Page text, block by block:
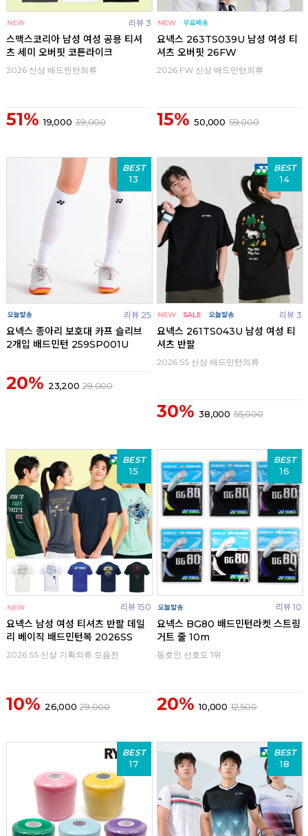
리뷰 3
스맥스코리아 남성 여성 공용 티셔
츠 세미 오버핏 코튼라이크
2026 신상 배드민턴의류
51% 19,000 39,000
요넥스 263TS039U 남성 여성 티
셔츠 오버핏 26FW
2026 FW 신상 배드민턴의류
15% 50,000 59,000
BEST
13
리뷰 25
요넥스 종아리 보호대 카프 슬리브
2개입 배드민턴 259SP001U
20% 23,200 29,000
BEST
14
리뷰 3
요넥스 261TS043U 남성 여성 티
셔츠 반팔
2026 SS 신상 배드민턴의류
30% 38,000 55,000
BEST
15
리뷰 150
요넥스 남성 여성 티셔츠 반팔 데일
리 베이직 배드민턴복 2026SS
2026 SS 신상 기획의류 모음전
10% 26,000 29,000
BEST
16
리뷰 10
요넥스 BG80 배드민턴라켓 스트링
거트 줄 10m
동호인 선호도 1위
20% 10,000 12,500
BEST
17
BEST
18